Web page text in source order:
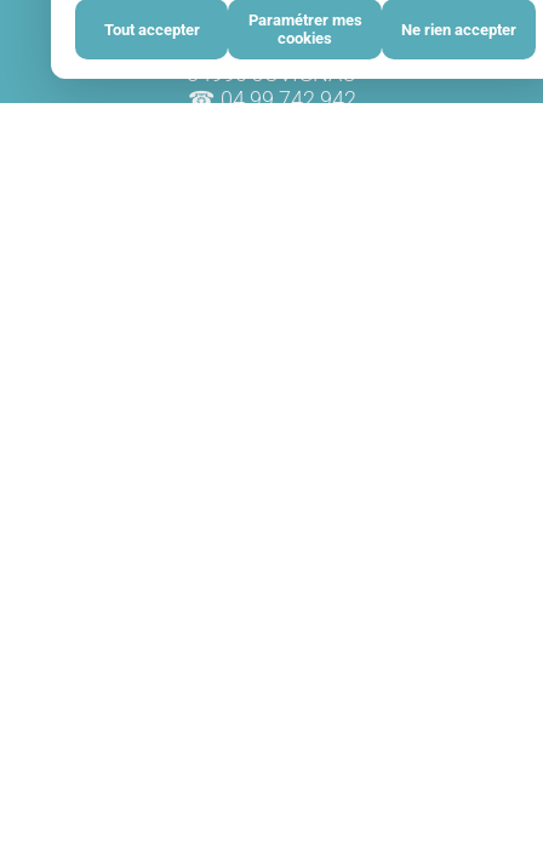
Tout accepter
Paramétrer mes
cookies
Ne rien accepter
AGENCE DEMO
rue des Terres du Sud
34990 JUVIGNAC
04 99 742 942